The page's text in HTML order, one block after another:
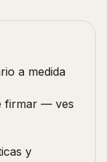
a medida
firmar — ves
y